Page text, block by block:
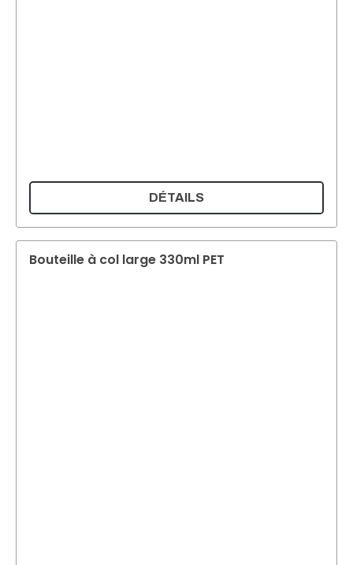
DÉTAILS
Bouteille à col large 330ml PET